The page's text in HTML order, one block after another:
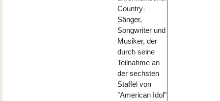
Country-
Sänger,
Songwriter und
Musiker, der
durch seine
Teilnahme an
der sechsten
Staffel von
"American Idol"